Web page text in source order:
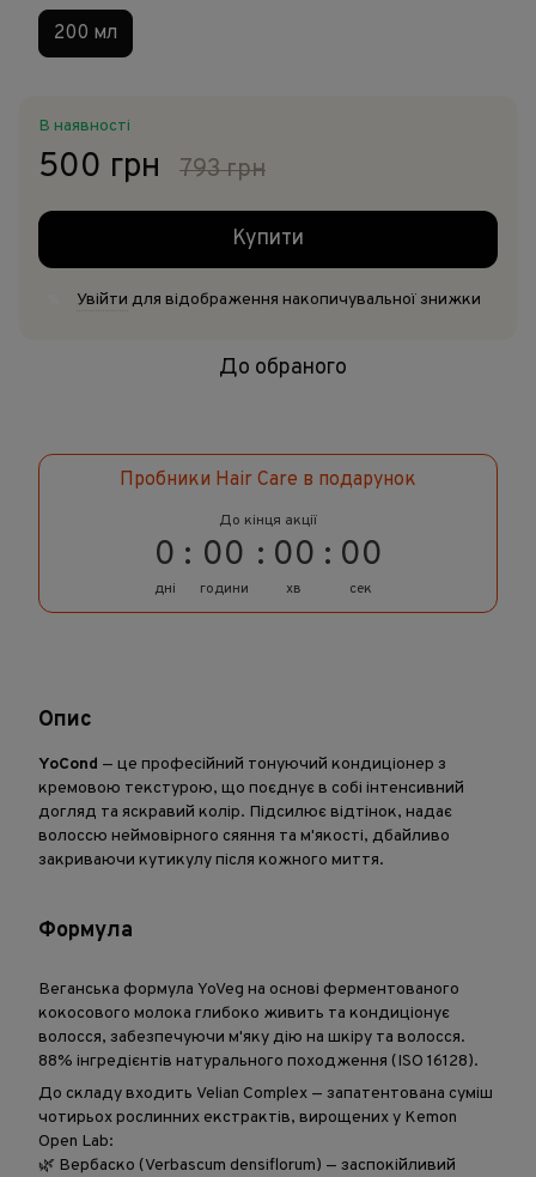
200 мл
В наявності
500 грн 793 грн
Купити
Увійти для відображення накопичувальної знижки
До обраного
Пробники Hair Care в подарунок
До кінця акції
0
дні
00
години
00
хв
00
сек
Опис
YoCond — це професійний тонуючий кондиціонер з
кремовою текстурою, що поєднує в собі інтенсивний
догляд та яскравий колір. Підсилює відтінок, надає
волоссю неймовірного сяяння та м'якості, дбайливо
закриваючи кутикулу після кожного миття.
Формула
Веганська формула YoVeg на основі ферментованого
кокосового молока глибоко живить та кондиціонує
волосся, забезпечуючи м'яку дію на шкіру та волосся.
88% інгредієнтів натурального походження (ISO 16128).
До складу входить Velian Complex — запатентована суміш
чотирьох рослинних екстрактів, вирощених у Kemon
Open Lab:
🌿 Вербаско (Verbascum densiflorum) — заспокійливий